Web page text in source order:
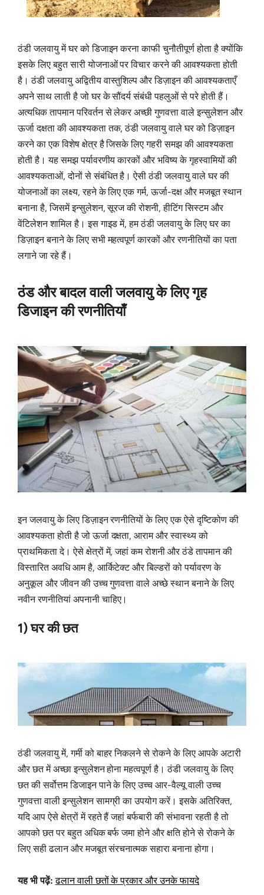
ठंडी जलवायु में घर को डिजाइन करना काफी चुनौतीपूर्ण होता है क्योंकि
इसके लिए बहुत सारी योजनाओं पर विचार करने की आवश्यकता होती
है। ठंडी जलवायु अद्वितीय वास्तुशिल्प और डिज़ाइन की आवश्यकताएँ
अपने साथ लाती है जो घर के सौंदर्य संबंधी पहलुओं से परे होती हैं।
अत्यधिक तापमान परिवर्तन से लेकर अच्छी गुणवत्ता वाले इन्सुलेशन और
ऊर्जा दक्षता की आवश्यकता तक, ठंडी जलवायु वाले घर को डिज़ाइन
करने का एक विशेष क्षेत्र है जिसके लिए गहरी समझ की आवश्यकता
होती है। यह समझ पर्यावरणीय कारकों और भविष्य के गृहस्वामियों की
आवश्यकताओं, दोनों से संबंधित है। ऐसी ठंडी जलवायु वाले घर की
योजनाओं का लक्ष्य, रहने के लिए एक गर्म, ऊर्जा-दक्ष और मजबूत स्थान
बनाना है, जिसमें इन्सुलेशन, सूरज की रोशनी, हीटिंग सिस्टम और
वेंटिलेशन शामिल है। इस गाइड में, हम ठंडी जलवायु के लिए घर का
डिज़ाइन बनाने के लिए सभी महत्वपूर्ण कारकों और रणनीतियों का पता
लगाने जा रहे हैं।
ठंड और बादल वाली जलवायु के लिए गृह
डिजाइन की रणनीतियाँ
इन जलवायु के लिए डिज़ाइन रणनीतियों के लिए एक ऐसे दृष्टिकोण की
आवश्यकता होती है जो ऊर्जा दक्षता, आराम और स्वास्थ्य को
प्राथमिकता दे। ऐसे क्षेत्रों में, जहां कम रोशनी और ठंडे तापमान की
विस्तारित अवधि आम है, आर्किटेक्ट और बिल्डरों को पर्यावरण के
अनुकूल और जीवन की उच्च गुणवत्ता वाले अच्छे स्थान बनाने के लिए
नवीन रणनीतियां अपनानी चाहिए।
1) घर की छत
ठंडी जलवायु में, गर्मी को बाहर निकलने से रोकने के लिए आपके अटारी
और छत में अच्छा इन्सुलेशन होना महत्वपूर्ण है। ठंडी जलवायु के लिए
छत की सर्वोत्तम डिजाइन पाने के लिए उच्च आर-वैल्यू वाली उच्च
गुणवत्ता वाली इन्सुलेशन सामग्री का उपयोग करें। इसके अतिरिक्त,
यदि आप ऐसे क्षेत्रों में रहते हैं जहां बर्फबारी की संभावना रहती है तो
आपको छत पर बहुत अधिक बर्फ जमा होने और क्षति होने से रोकने के
लिए सही ढलान और मजबूत संरचनात्मक सहारा बनाना होगा।
यह भी पढ़ें: ढलान वाली छतों के प्रकार और उनके फायदे